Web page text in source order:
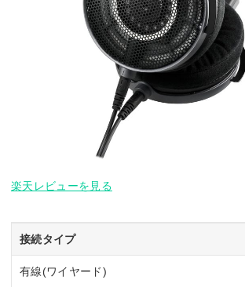
楽天レビューを見る
接続タイプ
有線(ワイヤード)